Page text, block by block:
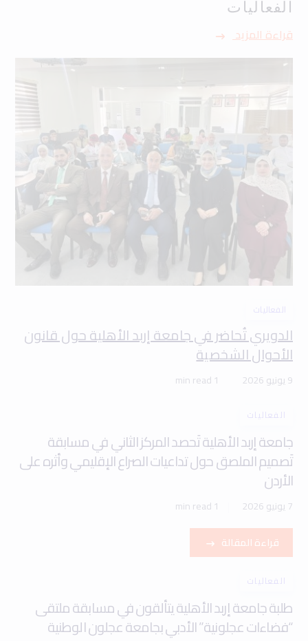
الفعاليات
قراءة المزيد
الفعاليات
الدويري تُحاضر في جامعة إربد الأهلية حول قانون
الأحوال الشخصية
9 يونيو 2026 1 min read
الفعاليات
جامعة إربد الأهلية تَحصد المركز الثاني في مسابقة
تَصميم الملصق حول تداعيات الصراع الإقليمي وأثره على
الأردن
7 يونيو 2026 1 min read
قراءة المقالة
الفعاليات
طلبة جامعة إربد الأهلية يتألقون في مسابقة ملتقى
“فضاءات عجلونية” الأدبي بجامعة عجلون الوطنية